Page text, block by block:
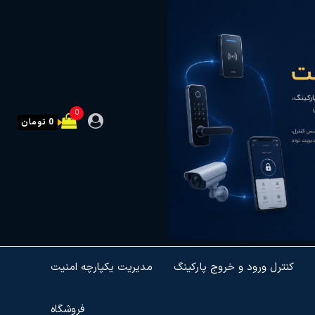
0
0 تومان
مدیریت یکپارچه امنیت کنترل ورود و خروج پارکینگ
فروشگاه